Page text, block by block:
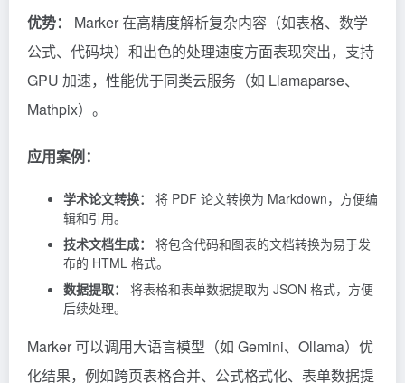
可以将 PDF、图像、Office 文档及 EPUB 等格式快速
转换为 Markdown、JSON 或 HTML。
优势： Marker在高精度解析复杂内容（如表格、数学
公式、代码块）和出色的处理速度方面表现突出，支持
GPU 加速，性能优于同类云服务（如 Llamaparse、
应用案例：
学术论文转换：将 PDF 论文转换为 Markdown，方便编
辑和引用。
技术文档生成：
数据提取：将表格和表单数据提取为 JSON 格式，方便
后续处理。